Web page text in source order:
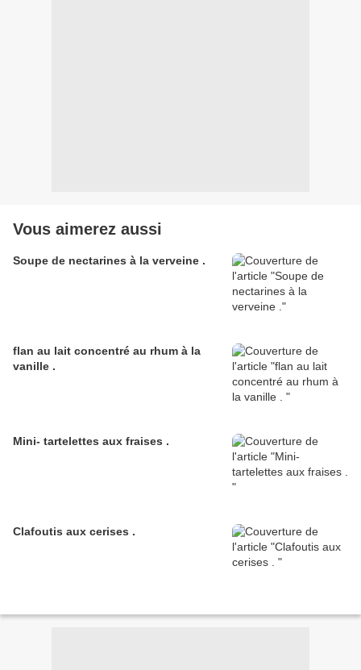
Vous aimerez aussi
Soupe de nectarines à la verveine .
flan au lait concentré au rhum à la
vanille .
Mini- tartelettes aux fraises .
Clafoutis aux cerises .